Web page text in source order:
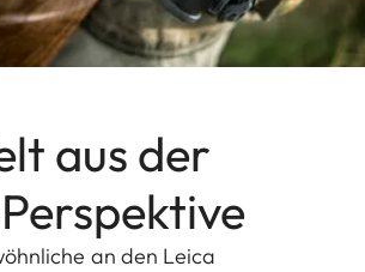
aus der
an den Leica